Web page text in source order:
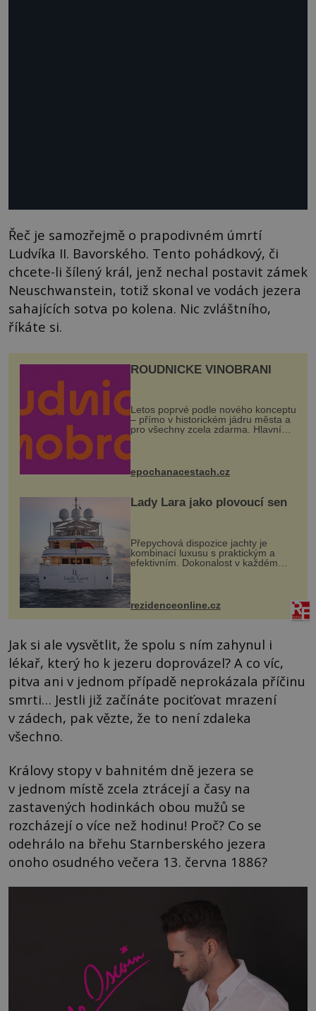
Řeč je samozřejmě o prapodivném úmrtí
Ludvíka II. Bavorského. Tento pohádkový, či
chcete-li šílený král, jenž nechal postavit zámek
Neuschwanstein, totiž skonal ve vodách jezera
sahajících sotva po kolena. Nic zvláštního,
říkáte si.
ROUDNICKÉ VINOBRANÍ
Letos poprvé podle nového konceptu
– přímo v historickém jádru města a
pro všechny zcela zdarma. Hlavní
program se odehraje na Karlově a
mohou těšit na víno, burčák, pes...
epochanacestach.cz
Lady Lara jako plovoucí sen
Přepychová dispozice jachty je
kombinací luxusu s praktickým a
efektivním. Dokonalost v každém
detailu představuje značka Fendi
Casa, kterou byly vybaveny její
paluby. Monacký přístav nabízí
každoročn...
rezidenceonline.cz
Jak si ale vysvětlit, že spolu s ním zahynul i
lékař, který ho k jezeru doprovázel? A co víc,
pitva ani v jednom případě neprokázala příčinu
smrti… Jestli již začínáte pociťovat mrazení
v zádech, pak vězte, že to není zdaleka
všechno.
Královy stopy v bahnitém dně jezera se
v jednom místě zcela ztrácejí a časy na
zastavených hodinkách obou mužů se
rozcházejí o více než hodinu! Proč? Co se
odehrálo na břehu Starnberského jezera
onoho osudného večera 13. června 1886?